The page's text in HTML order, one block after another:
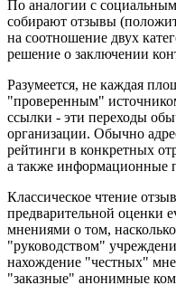
По аналогии с
собирают отзывы
на соотношение двух
решение о заключении
Разумеется, не каждая
"проверенным"
ссылки - эти переходы
организации. Обычно
рейтинги в конкретных
а также информационные
Классическое чтение
предварительной оценки
мнениями о том,
"руководством"
нахождение "честных"
"заказные" анонимные